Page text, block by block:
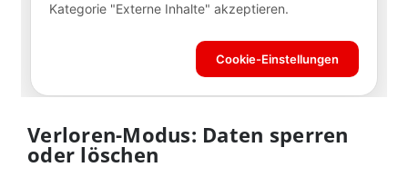
Verloren-Modus: Daten sperren
oder löschen